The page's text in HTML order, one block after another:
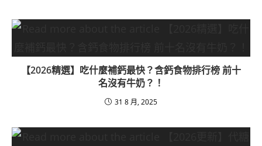
【2026精選】吃什麼補鈣最快？含鈣食物排行榜 前十
名沒有牛奶？！
31 8 月, 2025